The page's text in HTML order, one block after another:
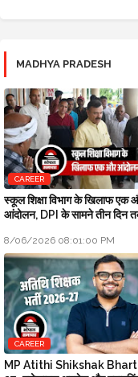
MADHYA PRADESH
CAREER
स्कूल शिक्षा विभाग के खिलाफ एक
आंदोलन, DPI के सामने तीन दिन
8/06/2026 08:01:00 PM
CAREER
MP Atithi Shikshak